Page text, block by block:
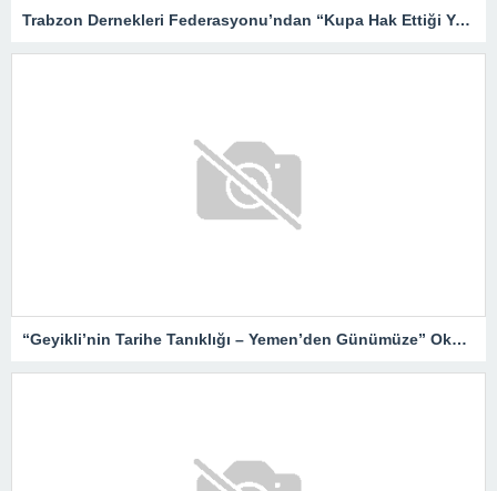
Trabzon Dernekleri Federasyonu’ndan “Kupa Hak Ettiği Yere Verilsin”
“Geyikli’nin Tarihe Tanıklığı – Yemen’den Günümüze” Okurlarıyla Buluşuyor…